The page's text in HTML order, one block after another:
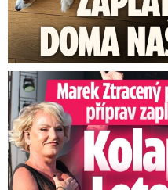
Marek Ztracený na Letné: